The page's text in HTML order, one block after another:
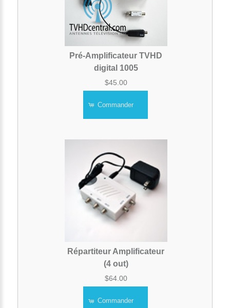
Pré-Amplificateur TVHD
digital 1005
$45.00
Commander
Répartiteur Amplificateur
(4 out)
$64.00
Commander